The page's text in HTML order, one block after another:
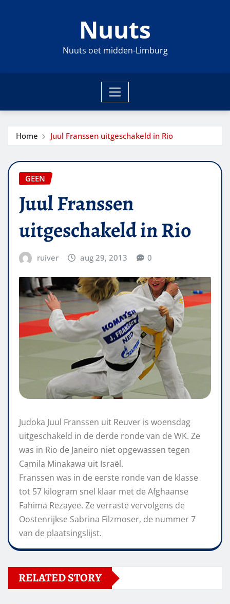
Nuuts
Nuuts oet midden-Limburg
Home Juul Franssen uitgeschakeld in Rio
GEEN
Juul Franssen
uitgeschakeld in Rio
ruiver aug 29, 2013 0
Judoka Juul Franssen uit Reuver is woensdag
uitgeschakeld in de derde ronde van de WK. Ze
was in Rio de Janeiro niet opgewassen tegen
Camila Minakawa uit Israël.
Franssen was in de eerste ronde van de klasse
tot 57 kilogram snel klaar met de Afghaanse
Fahima Rezayee. Ze verraste vervolgens de
Oostenrijkse Sabrina Filzmoser, de nummer 7
van de plaatsingslijst.
RELATED STORY